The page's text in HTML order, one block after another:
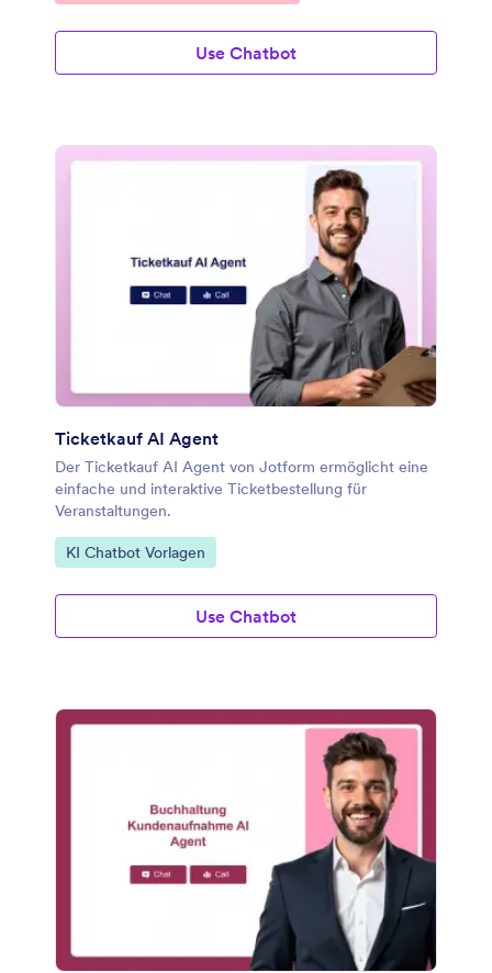
Use Chatbot
Ticketkauf AI Agent
Der Ticketkauf AI Agent von Jotform ermöglicht eine
einfache und interaktive Ticketbestellung für
Veranstaltungen.
Zur Kategorie:
KI Chatbot Vorlagen
Use Chatbot